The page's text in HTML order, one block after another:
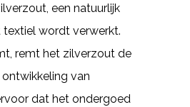
een natuurlijk
wordt verwerkt.
remt het zilverzout de
van
dat het ondergoed